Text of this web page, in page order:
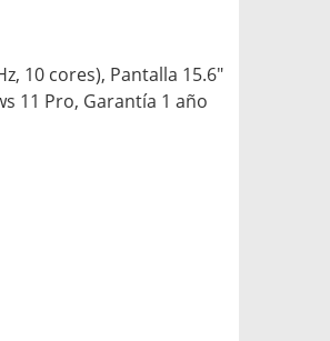
10 cores), Pantalla 15.6″
11 Pro, Garantía 1 año